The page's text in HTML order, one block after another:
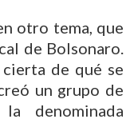
otro tema, que
de Bolsonaro.
cierta de qué se
un grupo de
denominada